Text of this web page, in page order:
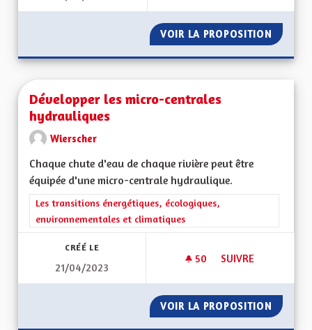
VOIR LA PROPOSITION
Développer les micro-centrales
hydrauliques
Wierscher
Chaque chute d'eau de chaque rivière peut être
équipée d'une micro-centrale hydraulique.
Filtrer les résultats de la catégorie : Les transitions
Les transitions énergétiques, écologiques,
environnementales et climatiques
CRÉÉ LE
21/04/2023
50 50 ABONNÉS
SUIVRE
VOIR LA PROPOSITION